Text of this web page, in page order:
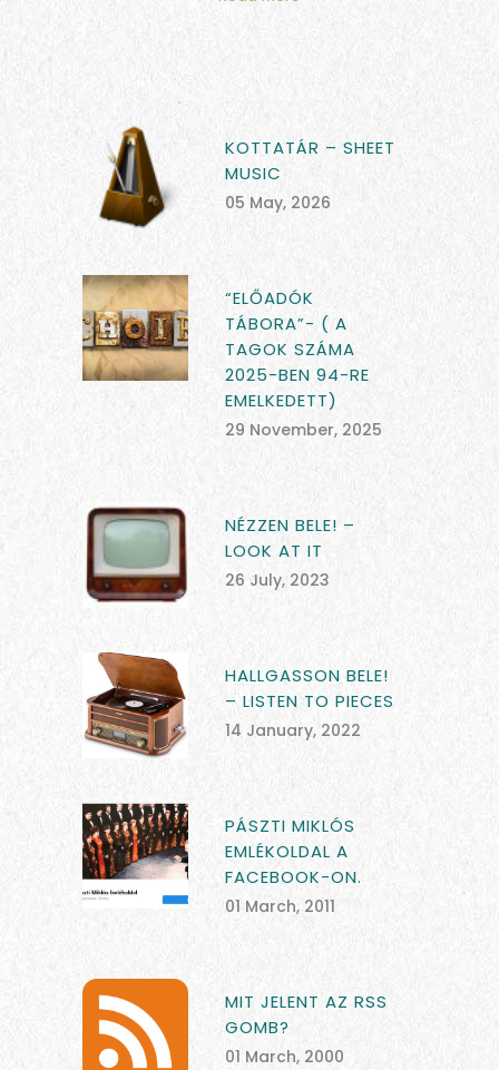
KOTTATÁR – SHEET
MUSIC
05 May, 2026
“ELŐADÓK
TÁBORA”- ( A
TAGOK SZÁMA
2025-BEN 94-RE
EMELKEDETT)
29 November, 2025
NÉZZEN BELE! –
LOOK AT IT
26 July, 2023
HALLGASSON BELE!
– LISTEN TO PIECES
14 January, 2022
PÁSZTI MIKLÓS
EMLÉKOLDAL A
FACEBOOK-ON.
01 March, 2011
MIT JELENT AZ RSS
GOMB?
01 March, 2000